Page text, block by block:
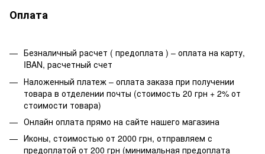
Оплата
Безналичный расчет ( предоплата ) – оплата на карту,
IBAN, расчетный счет
Наложенный платеж – оплата заказа при получении
товара в отделении почты (стоимость 20 грн + 2% от
стоимости товара)
Онлайн оплата прямо на сайте нашего магазина
Иконы, стоимостью от 2000 грн, отправляем с
предоплатой от 200 грн (минимальная предоплата